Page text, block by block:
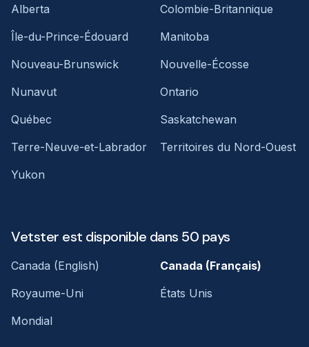
Alberta
Colombie-Britannique
Île-du-Prince-Édouard
Manitoba
Nouveau-Brunswick
Nouvelle-Écosse
Nunavut
Ontario
Québec
Saskatchewan
Terre-Neuve-et-Labrador
Territoires du Nord-Ouest
Yukon
Vetster est disponible dans 50 pays
Canada (English)
Canada (Français)
Royaume-Uni
États Unis
Mondial